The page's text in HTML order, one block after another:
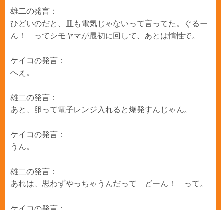
雄二の発言：
ひどいのだと、皿も電気じゃないって言ってた。ぐるー
ん！ ってシモヤマが最初に回して、あとは惰性で。
ケイコの発言：
へえ。
雄二の発言：
あと、卵って電子レンジ入れると爆発すんじゃん。
ケイコの発言：
うん。
雄二の発言：
あれは、思わずやっちゃうんだって どーん！ って。
ケイコの発言：